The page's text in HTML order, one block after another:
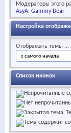
Модераторы этого
AsyA Gammy Bear
Настройка
Отображать темы ...
Список иконок